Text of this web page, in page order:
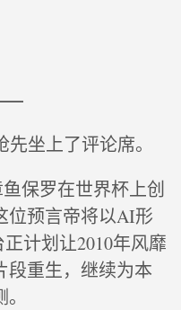
坐上了评论席。
保罗在世界杯上创
位预言帝将以AI形
计划让2010年风靡
段重生，继续为本